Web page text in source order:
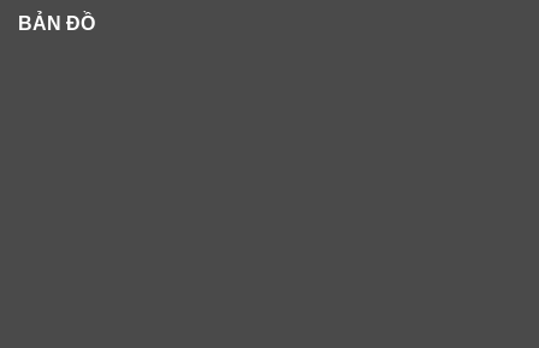
BẢN ĐỒ